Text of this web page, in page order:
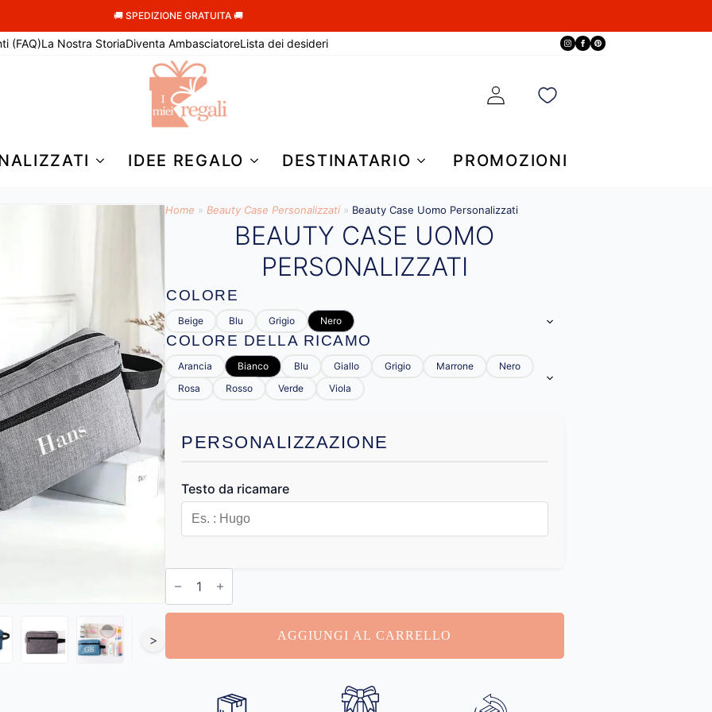
🚚 SPEDIZIONE GRATUITA 🚚
(FAQ)La Nostra StoriaDiventa AmbasciatoreLista dei desideri
IDEE REGALO DESTINATARIO PROMOZIONI
>
Home » Beauty Case Personalizzati » Beauty Case Uomo Personalizzati
BEAUTY CASE UOMO
PERSONALIZZATI
COLORE
Beige Blu Grigio Nero
COLORE DELLA RICAMO
Arancia Bianco Blu Giallo Grigio Marrone
Nero
Rosa
Rosso Verde Viola
PERSONALIZZAZIONE
Testo da ricamare
Beauty
Case
Personalizzati
AGGIUNGI AL CARRELLO